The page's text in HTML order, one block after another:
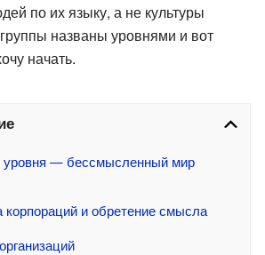
по их языку, а не культуры
названы уровнями и вот
начать.
уровня — бессмысленный мир
и обретение смысла